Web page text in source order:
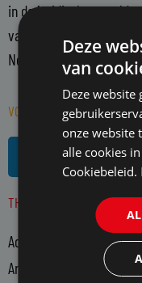
in de juridische wereld
vanuit een
Nederland actieve
VOLG MR. OP SOCIAL MEDIA
R
s
THEMA'S
Advocatuur
Arbeidsmarkt
Deze
van
Deze
onze website
alle cookies
Cookiebeleid.